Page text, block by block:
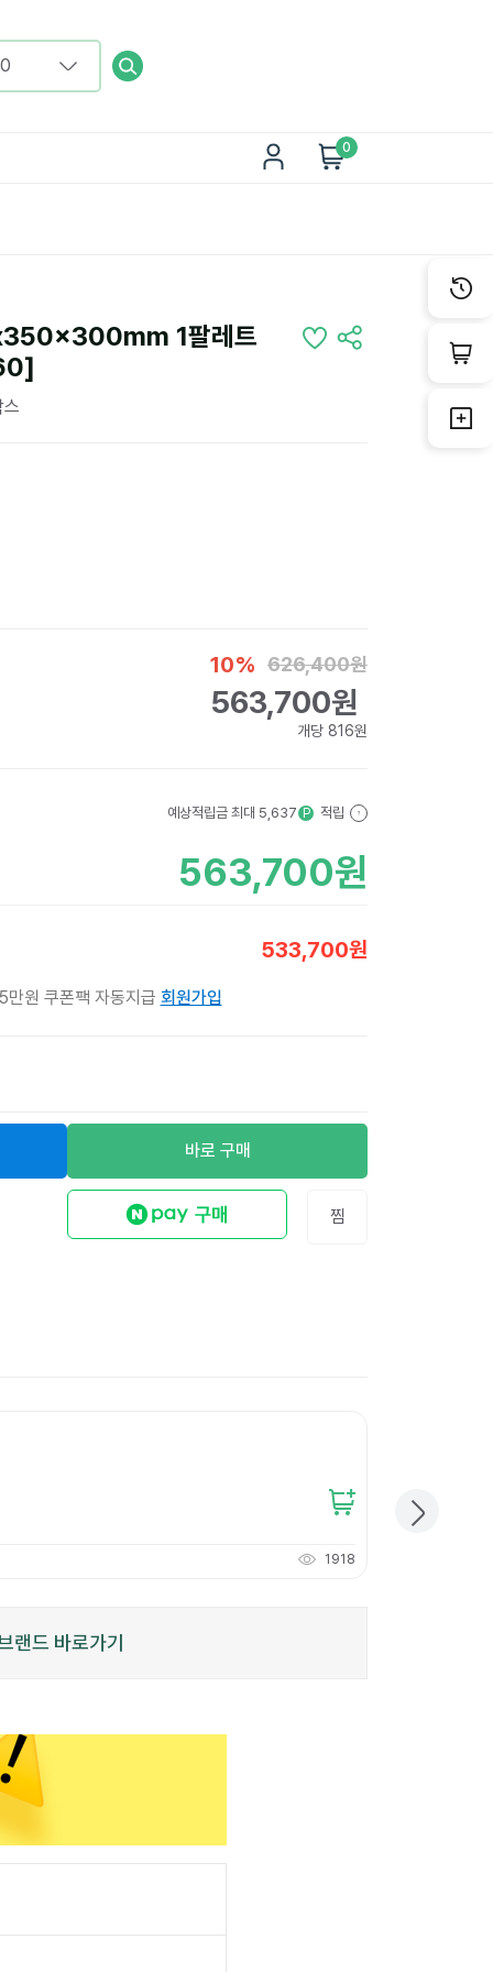
0
1팔레트
10% 626,400원
563,700원
개당 816원
예상적립금 최대 5,637 P 적립 ?
563,700원
533,700원
만원 쿠폰팩 자동지급 회원가입
바로 구매
찜
1918
11,000
3,666
랜드 바로가기